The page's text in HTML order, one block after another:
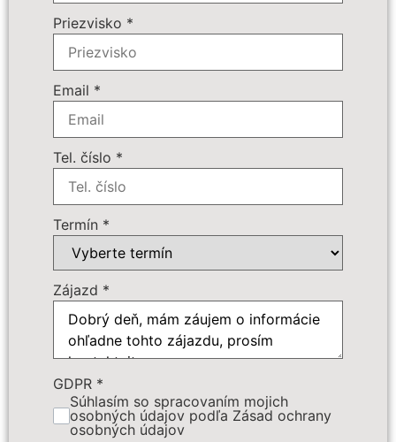
Priezvisko *
Email *
Tel. číslo *
Termín *
Zájazd *
GDPR *
Súhlasím so spracovaním mojich
osobných údajov podľa Zásad ochrany
osobných údajov
Doplnkové služby:
Počet osôb*
Cena zájazdu
Dôležité:
PREDBEŽNE OBJEDNAŤ